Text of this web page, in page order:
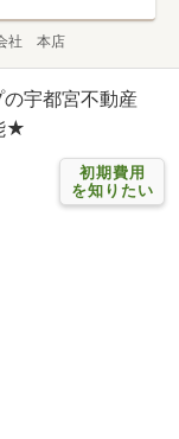
社 本店
の宇都宮不動産
★
初期費用
を知りたい